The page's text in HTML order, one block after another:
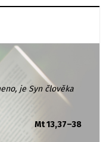
je Syn člověka
Mt 13,37–38